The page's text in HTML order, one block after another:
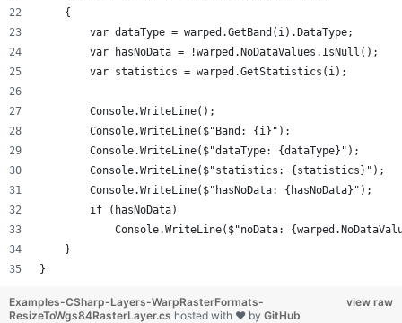
    {
        var dataType = warped.GetBand(i).DataType;
        var hasNoData = !warped.NoDataValues.IsNull();
        var statistics = warped.GetStatistics(i);
        Console.WriteLine();
        Console.WriteLine($"Band: {i}");
        Console.WriteLine($"dataType: {dataType}");
        Console.WriteLine($"statistics: {statistics}");
        Console.WriteLine($"hasNoData: {hasNoData}");
        if (hasNoData)
Console.WriteLine($"noData:
    }
}
view raw
Examples-CSharp-Layers-WarpRasterFormats-
ResizeToWgs84RasterLayer.cs hosted with ❤ by GitHub